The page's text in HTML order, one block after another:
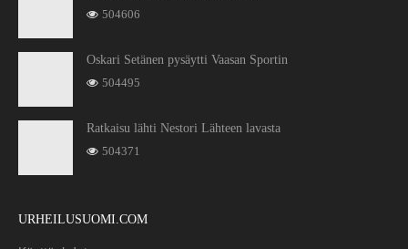
504606
Oskari Setänen pysäytti Vaasan Sportin
504495
Ratkaisu lähti Nestori Lähteen lavasta
504371
URHEILUSUOMI.COM